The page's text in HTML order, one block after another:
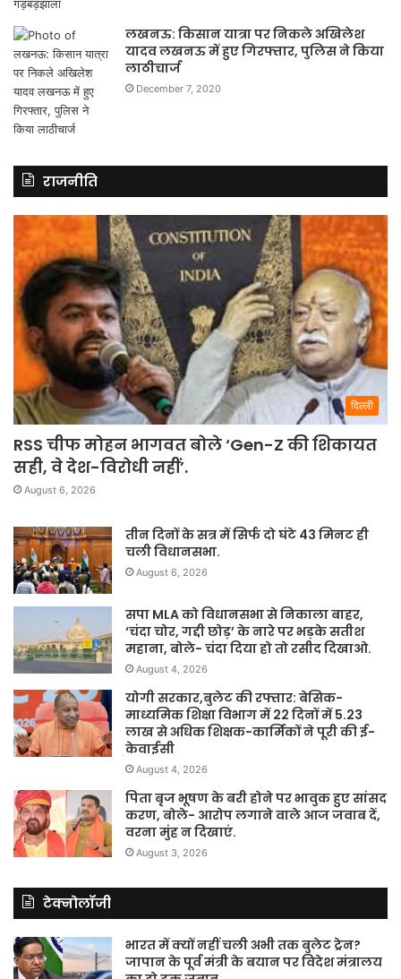
लखनऊ: किसान यात्रा पर निकले अखिलेश
यादव लखनऊ में हुए गिरफ्तार, पुलिस ने किया
लाठीचार्ज
December 7, 2020
राजनीति
दिल्ली
RSS चीफ मोहन भागवत बोले ‘Gen-Z की शिकायत
सही, वे देश-विरोधी नहीं’.
August 6, 2026
तीन दिनों के सत्र में सिर्फ दो घंटे 43 मिनट ही
चली विधानसभा.
August 6, 2026
सपा MLA को विधानसभा से निकाला बाहर,
‘चंदा चोर, गद्दी छोड़’ के नारे पर भड़के सतीश
महाना, बोले- चंदा दिया हो तो रसीद दिखाओ.
August 4, 2026
योगी सरकार,बुलेट की रफ्तार: बेसिक-
माध्यमिक शिक्षा विभाग में 22 दिनों में 5.23
लाख से अधिक शिक्षक-कार्मिकों ने पूरी की ई-
केवाईसी
August 4, 2026
पिता बृज भूषण के बरी होने पर भावुक हुए सांसद
करण, बोले- आरोप लगाने वाले आज जवाब दें,
वरना मुंह न दिखाएं.
August 3, 2026
टेक्नोलॉजी
भारत में क्यों नहीं चली अभी तक बुलेट ट्रेन?
जापान के पूर्व मंत्री के बयान पर विदेश मंत्रालय